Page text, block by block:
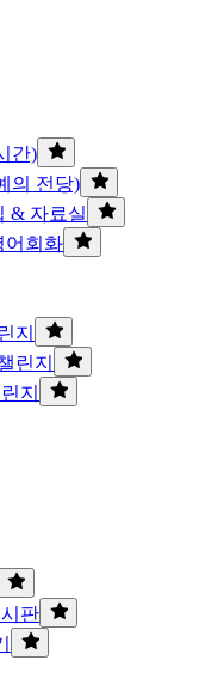
간)
의 전당)
& 자료실
어회화
지
린지
지
판